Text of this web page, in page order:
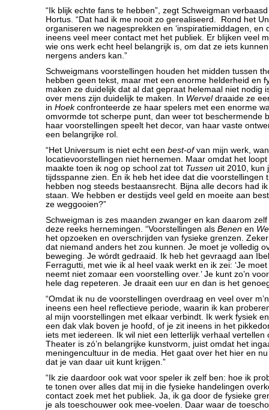
“Ik blijk echte fans te hebben”, zegt Schweigman
Hortus. “Dat had ik me nooit zo gerealiseerd. Rond het
organiseren we nagesprekken en ‘inspiratiemiddagen, en
ineens veel meer contact met het publiek. Er blijken veel
wie ons werk echt heel belangrijk is, om dat ze iets
nergens anders kan.”
Schweigmans voorstellingen houden het midden tussen
hebben geen tekst, maar met een enorme helderheid en
maken ze duidelijk dat al dat gepraat helemaal niet nodig
over mens zijn duidelijk te maken. In Werveldraaide ze
in Hoekconfronteerde ze haar spelers met een enorme
omvormde tot scherpe punt, dan weer tot beschermende
haar voorstellingen speelt het decor, van haar vaste
een belangrijke rol.
“Het Universum is niet echt een best-ofvan mijn werk,
locatievoorstellingen niet hernemen. Maar omdat het
maakte toen ik nog op school zat tot Tussen uit 2010, kun
tijdsspanne zien. En ik heb het idee dat die voorstellingen
hebben nog steeds bestaansrecht. Bijna alle decors had
staan. We hebben er destijds veel geld en moeite aan
ze weggooien?”
Schweigman is zes maanden zwanger en kan daarom
deze reeks hernemingen. “Voorstellingen als Benen en
het opzoeken en overschrijden van fysieke grenzen.
dat niemand anders het zou kunnen. Je moet je volledig
beweging. Je wórdt gedraaid. Ik heb het gevraagd aan
Ferragutti, met wie ik al heel vaak werkt en ik zei: ‘Je
neemt niet zomaar een voorstelling over.’ Je kunt zo’n
hele dag repeteren. Je draait een uur en dan is het
“Omdat ik nu de voorstellingen overdraag en veel over
ineens een heel reflectieve periode, waarin ik kan
al mijn voorstellingen met elkaar verbindt. Ik werk fysiek
een dak vlak boven je hoofd, of je zit ineens in het
iets met iedereen. Ik wil niet een letterlijk verhaal vertellen
Theater is zó’n belangrijke kunstvorm, juist omdat het
meningencultuur in de media. Het gaat over het hier en
dat je van daar uit kunt krijgen.”
“Ik zie daardoor ook wat voor speler ik zelf ben: hoe ik
te tonen over alles dat mij in die fysieke handelingen
contact zoek met het publiek. Ja, ik ga door de fysieke
je als toeschouwer ook mee-voelen. Daar waar de